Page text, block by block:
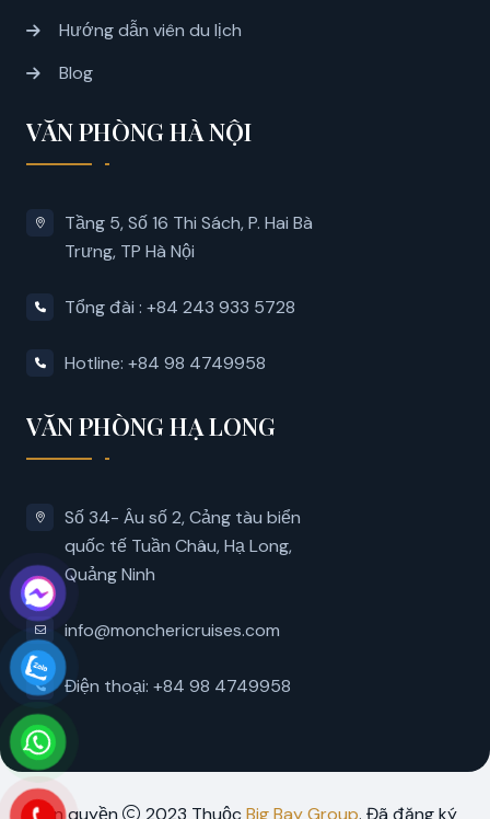
Hướng dẫn viên du lịch
Blog
VĂN PHÒNG HÀ NỘI
Tầng 5, Số 16 Thi Sách, P. Hai Bà
Trưng, ​​TP Hà Nội
Tổng đài : +84 243 933 5728
Hotline: +84 98 4749958
VĂN PHÒNG HẠ LONG
Số 34- Âu số 2, Cảng tàu biển
quốc tế Tuần Châu, Hạ Long,
Quảng Ninh
info@monchericruises.com
Điện thoại: +84 98 4749958
Bản quyền 2023 ThuộcBig Bay Group. Đã đăng ký